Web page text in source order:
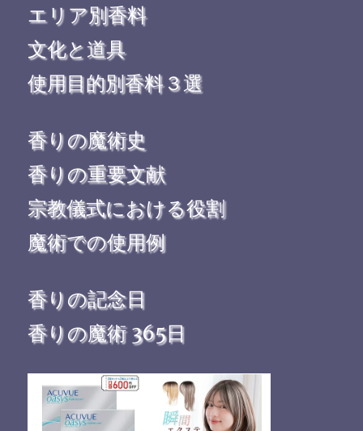
エリア別香料
文化と道具
使用目的別香料３選
香りの魔術史
香りの重要文献
宗教儀式における役割
魔術での使用例
香りの記念日
香りの魔術 365日